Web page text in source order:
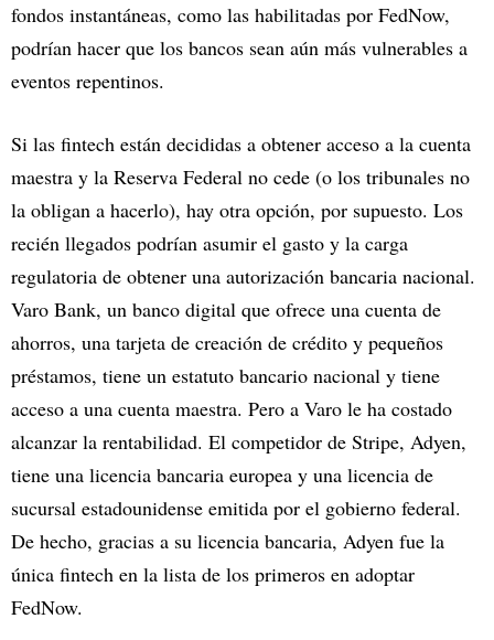
fondos instantáneas, como las habilitadas por FedNow,
podrían hacer que los bancos sean aún más vulnerables a
eventos repentinos.
Si las fintech están decididas a obtener acceso a la cuenta
maestra y la Reserva Federal no cede (o los tribunales no
la obligan a hacerlo), hay otra opción, por supuesto. Los
recién llegados podrían asumir el gasto y la carga
regulatoria de obtener una autorización bancaria nacional.
Varo Bank, un banco digital que ofrece una cuenta de
ahorros, una tarjeta de creación de crédito y pequeños
préstamos, tiene un estatuto bancario nacional y tiene
acceso a una cuenta maestra. Pero a Varo le ha costado
alcanzar la rentabilidad. El competidor de Stripe, Adyen,
tiene una licencia bancaria europea y una licencia de
sucursal estadounidense emitida por el gobierno federal.
De hecho, gracias a su licencia bancaria, Adyen fue la
única fintech en la lista de los primeros en adoptar
FedNow.